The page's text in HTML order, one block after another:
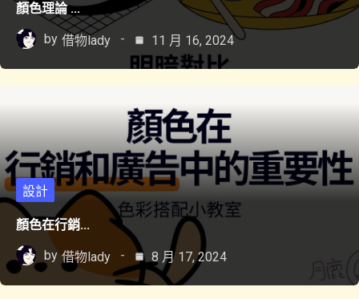
顏色理論 ...
by 借物lady 11 月 16, 2024
設計
顏色在行銷...
by 借物lady 8 月 17, 2024